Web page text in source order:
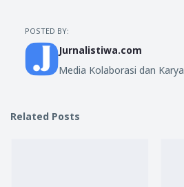
POSTED BY:
Jurnalistiwa.com
Media Kolaborasi dan Karya
Related Posts